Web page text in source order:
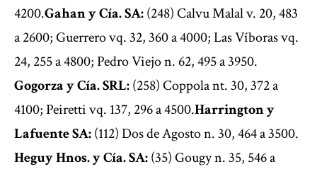
4200.Gahan y Cía. SA:(248) Calvu Malal v. 20, 483
a 2600; Guerrero vq. 32, 360 a 4000; Las Víboras vq.
24, 255 a 4800; Pedro Viejo n. 62, 495 a 3950.
Gogorza y Cía. SRL:(258) Coppola nt. 30, 372 a
4100; Peiretti vq. 137, 296 a 4500.Harrington y
Lafuente SA:(112) Dos de Agosto n. 30, 464 a 3500.
Heguy Hnos. y Cía. SA:(35) Gougy n. 35, 546 a